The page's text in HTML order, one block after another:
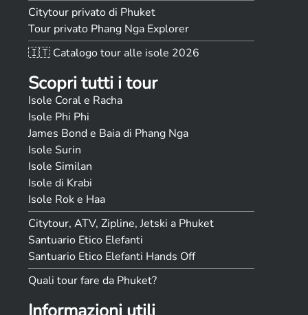
Citytour privato di Phuket
Tour privato Phang Nga Explorer
🇮🇹 Catalogo tour alle isole 2026
Scopri tutti i tour
Isole Coral e Racha
Isole Phi Phi
James Bond e Baia di Phang Nga
Isole Surin
Isole Similan
Isole di Krabi
Isole Rok e Haa
Citytour, ATV, Zipline, Jetski a Phuket
Santuario Etico Elefanti
Santuario Etico Elefanti Hands Off
Quali tour fare da Phuket?